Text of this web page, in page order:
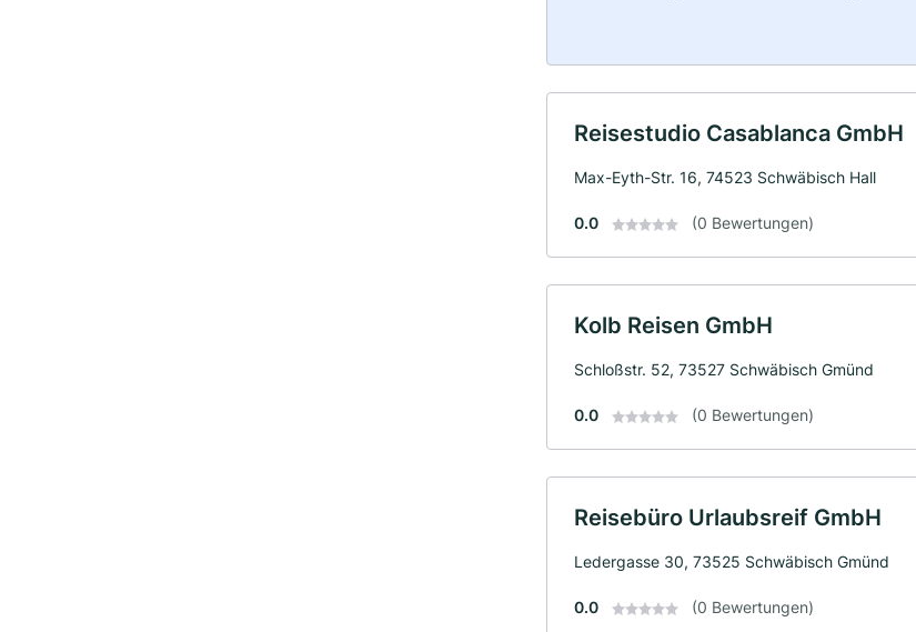
Reisestudio Casablanca GmbH
Max-Eyth-Str. 16, 74523 Schwäbisch Hall
0.0 (0 Bewertungen)
Kolb Reisen GmbH
Schloßstr. 52, 73527 Schwäbisch Gmünd
0.0 (0 Bewertungen)
Reisebüro Urlaubsreif GmbH
Ledergasse 30, 73525 Schwäbisch Gmünd
0.0 (0 Bewertungen)